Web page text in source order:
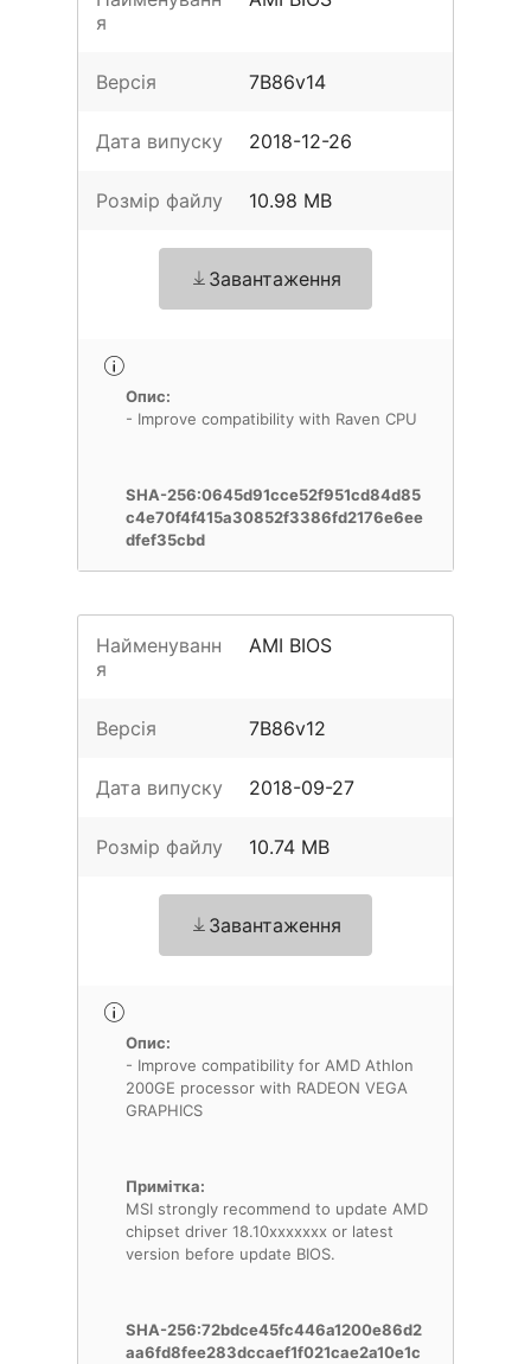
я
Версія 7B86v14
Дата випуску 2018-12-26
Розмір файлу 10.98 MB
Завантаження
Опис:
- Improve compatibility with Raven CPU
SHA-256:0645d91cce52f951cd84d85
c4e70f4f415a30852f3386fd2176e6ee
dfef35cbd
Найменуванн
я
AMI BIOS
Версія 7B86v12
Дата випуску 2018-09-27
Розмір файлу 10.74 MB
Завантаження
Опис:
- Improve compatibility for AMD Athlon
200GE processor with RADEON VEGA
GRAPHICS
Примітка:
MSI strongly recommend to update AMD
chipset driver 18.10xxxxxxx or latest
version before update BIOS.
SHA-256:72bdce45fc446a1200e86d2
aa6fd8fee283dccaef1f021cae2a10e1c